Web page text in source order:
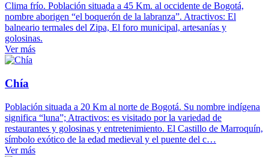
Clima frío. Población situada a 45 Km. al occidente de Bogotá,
nombre aborigen “el boquerón de la labranza”. Atractivos: El
balneario termales del Zipa, El foro municipal, artesanías y
golosinas.
Ver más
Chía
Población situada a 20 Km al norte de Bogotá. Su nombre indígena
significa “luna”; Atractivos: es visitado por la variedad de
restaurantes y golosinas y entretenimiento. El Castillo de Marroquín,
símbolo exótico de la edad medieval y el puente del c…
Ver más